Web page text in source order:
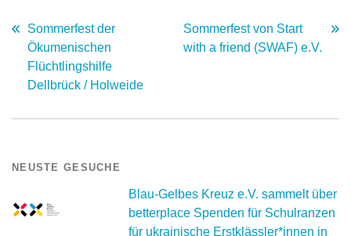
Sommerfest der
Ökumenischen
Flüchtlingshilfe
Dellbrück / Holweide
Sommerfest von Start
with a friend (SWAF) e.V.
NEUSTE GESUCHE
Blau-Gelbes Kreuz e.V. sammelt über
betterplace Spenden für Schulranzen
für ukrainische Erstklässler*innen in